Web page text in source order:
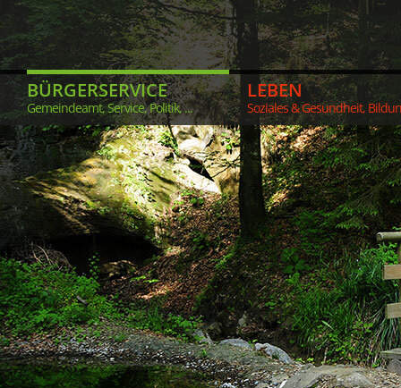
BÜRGERSERVICE
Gemeindeamt, Service, Politik, ...
LEBEN
Soziales & Gesundheit,